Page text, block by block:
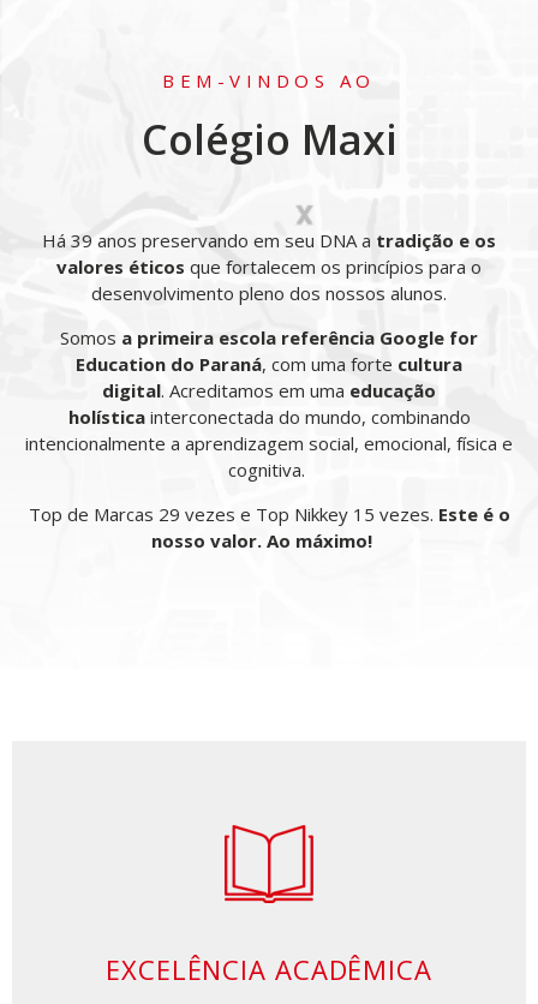
BEM-VINDOS AO
Colégio Maxi
Há 39 anos preservando em seu DNA a tradição e os
valores éticos que fortalecem os princípios para o
desenvolvimento pleno dos nossos alunos.
Somos a primeira escola referência Google for
Education do Paraná, com uma forte cultura
digital. Acreditamos em uma educação
holísticainterconectada do mundo, combinando
intencionalmente a aprendizagem social, emocional, física e
cognitiva.
Top de Marcas 29 vezes e Top Nikkey 15 vezes. Este é o
nosso valor. Ao máximo!
EXCELÊNCIA ACADÊMICA